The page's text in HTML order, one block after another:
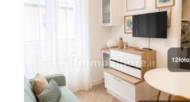
12foto